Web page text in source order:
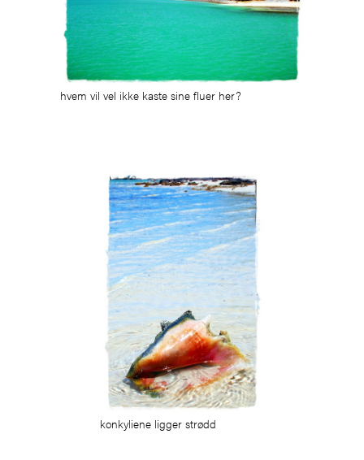
hvem vil vel ikke kaste sine fluer her?
konkyliene ligger strødd